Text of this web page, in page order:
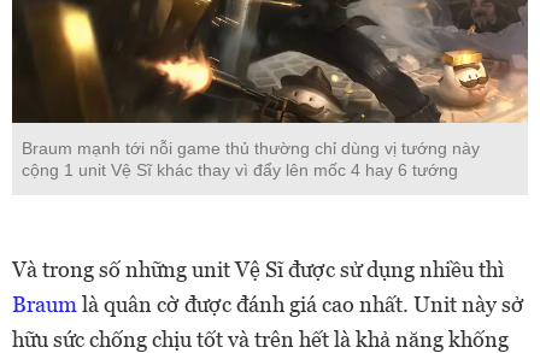
Braum mạnh tới nỗi game thủ thường chỉ dùng vị tướng này
cộng 1 unit Vệ Sĩ khác thay vì đẩy lên mốc 4 hay 6 tướng
Và trong số những unit Vệ Sĩ được sử dụng nhiều thì
Braum là quân cờ được đánh giá cao nhất. Unit này sở
hữu sức chống chịu tốt và trên hết là khả năng khống